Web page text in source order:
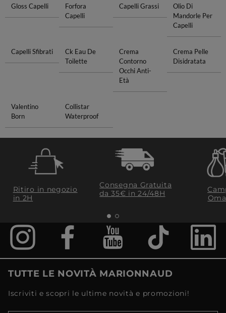
Gloss Capelli
Forfora
Capelli
Capelli Grassi
Olio Di
Mandorle Per
Capelli
Capelli Sfibrati
Ck Eau De
Toilette
Crema
Contorno
Occhi Anti-
Età
Crema Pelle
Disidratata
Valentino
Born
Collistar
Waterproof
Ritiro in negozio
in 2H
Consegna Gratuita
da 35€​ in 24/48H
TUTTE LE NOVITÀ MARIONNAUD
Iscriviti e scopri le ultime novità e promozioni!